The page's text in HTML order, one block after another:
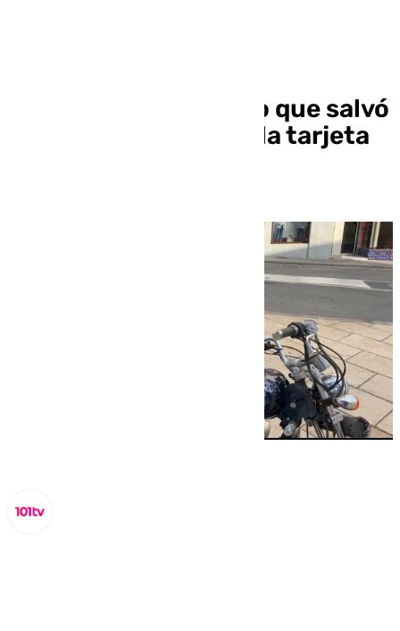
Andrés, el malagueño que salvó
su «burra» gracias a la tarjeta